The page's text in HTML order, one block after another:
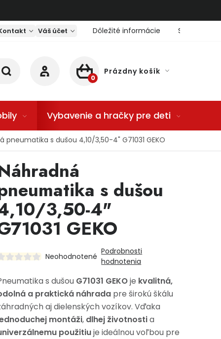
Váš účet Dôležité informácie Servis
NÁKUPNÝ KOŠÍK
Prázdny košík
Vybavenie a hračky pre deti
pneumatika s dušou 4,10/3,50-4" G71031 GEKO
s dušou
3,50-4"
GEKO
Neohodnotené
Podrobnosti
hodnotenia
s dušou G71031 GEKOje kvalitná,
a praktická náhrada pre širokú škálu
aj dielenských vozíkov. Vďaka
montáži, dlhej životnostia
použitiuje ideálnou voľbou pre